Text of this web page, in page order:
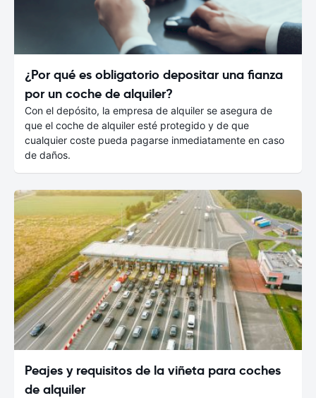
¿Por qué es obligatorio depositar una fianza
por un coche de alquiler?
Con el depósito, la empresa de alquiler se asegura de
que el coche de alquiler esté protegido y de que
cualquier coste pueda pagarse inmediatamente en caso
de daños.
Peajes y requisitos de la viñeta para coches
de alquiler